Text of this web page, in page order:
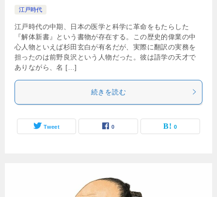
江戸時代
江戸時代の中期、日本の医学と科学に革命をもたらした
『解体新書』という書物が存在する。この歴史的偉業の中
心人物といえば杉田玄白が有名だが、実際に翻訳の実務を
担ったのは前野良沢という人物だった。彼は語学の天才で
ありながら、名 […]
続きを読む
Tweet 0 0